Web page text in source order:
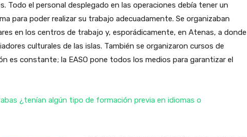
Todo el personal desplegado en las operaciones debía tener un
para poder realizar su trabajo adecuadamente. Se organizaban
en los centros de trabajo y, esporádicamente, en Atenas, a donde
culturales de las islas. También se organizaron cursos de
es constante; la EASO pone todos los medios para garantizar el
¿tenían algún tipo de formación previa en idiomas o